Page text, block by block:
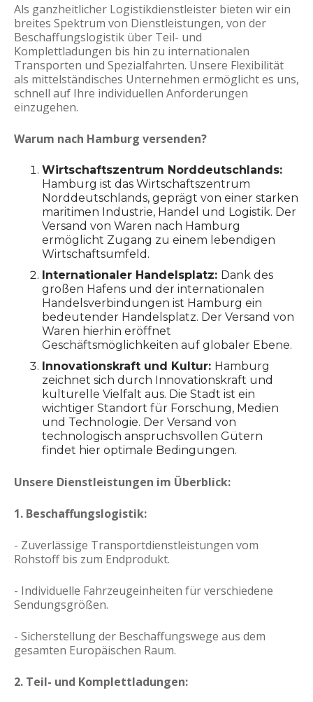
Als ganzheitlicher Logistikdienstleister bieten wir ein
breites Spektrum von Dienstleistungen, von der
Beschaffungslogistik über Teil- und
Komplettladungen bis hin zu internationalen
Transporten und Spezialfahrten. Unsere Flexibilität
als mittelständisches Unternehmen ermöglicht es uns,
schnell auf Ihre individuellen Anforderungen
einzugehen.
Warum nach Hamburg versenden?
Wirtschaftszentrum Norddeutschlands:
Hamburg ist das Wirtschaftszentrum
Norddeutschlands, geprägt von einer starken
maritimen Industrie, Handel und Logistik. Der
Versand von Waren nach Hamburg
ermöglicht Zugang zu einem lebendigen
Wirtschaftsumfeld.
Internationaler Handelsplatz: Dank des
großen Hafens und der internationalen
Handelsverbindungen ist Hamburg ein
bedeutender Handelsplatz. Der Versand von
Waren hierhin eröffnet
Geschäftsmöglichkeiten auf globaler Ebene.
Innovationskraft und Kultur: Hamburg
zeichnet sich durch Innovationskraft und
kulturelle Vielfalt aus. Die Stadt ist ein
wichtiger Standort für Forschung, Medien
und Technologie. Der Versand von
technologisch anspruchsvollen Gütern
findet hier optimale Bedingungen.
Unsere Dienstleistungen im Überblick:
1. Beschaffungslogistik:
- Zuverlässige Transportdienstleistungen vom
Rohstoff bis zum Endprodukt.
- Individuelle Fahrzeugeinheiten für verschiedene
Sendungsgrößen.
- Sicherstellung der Beschaffungswege aus dem
gesamten Europäischen Raum.
2. Teil- und Komplettladungen: